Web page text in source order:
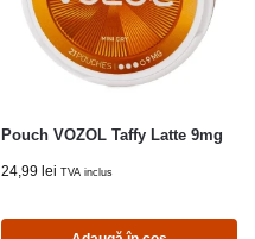
Pouch VOZOL Taffy Latte 9mg
24,99 lei TVA inclus